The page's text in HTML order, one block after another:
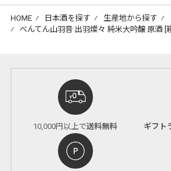
HOME ⁄ 日本酒を探す ⁄ 生産地から探す ⁄
⁄ べんてん山羽音 出羽燦々 純米大吟醸 原酒 [
10,000円以上で送料無料 ギフト